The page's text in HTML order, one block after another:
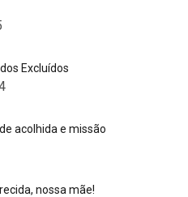
Excluídos
acolhida e missão
nossa mãe!